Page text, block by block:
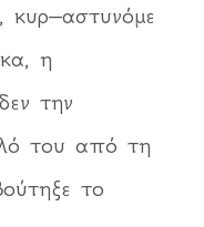
κυρ–αστυνόμε
η
την
του από τη
το